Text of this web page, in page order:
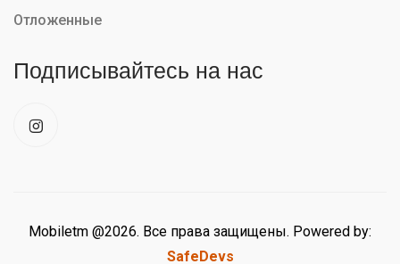
Отложенные
Подписывайтесь на нас
Mobiletm @2026. Все права защищены. Powered by:
SafeDevs